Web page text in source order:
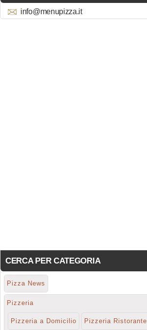
info@menupizza.it
CERCA PER CATEGORIA
Pizza News
Pizzeria
Pizzeria a Domicilio Pizzeria Ristorante